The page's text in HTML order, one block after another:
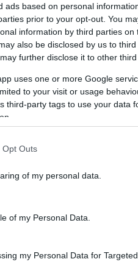
ads based on personal
prior to your opt-out. You
information by third parties on
also be disclosed by us to
further disclose it to other third
uses one or more Google
to your visit or usage
third-party tags to use your data
Opt Outs
of my personal data.
of my Personal Data.
my Personal Data for Targeted
προφανώςτο “νωρίς” της
δύο “αιωνίων” όπως
οι φίλοι τους, θα
πιθανότητα, οπότε